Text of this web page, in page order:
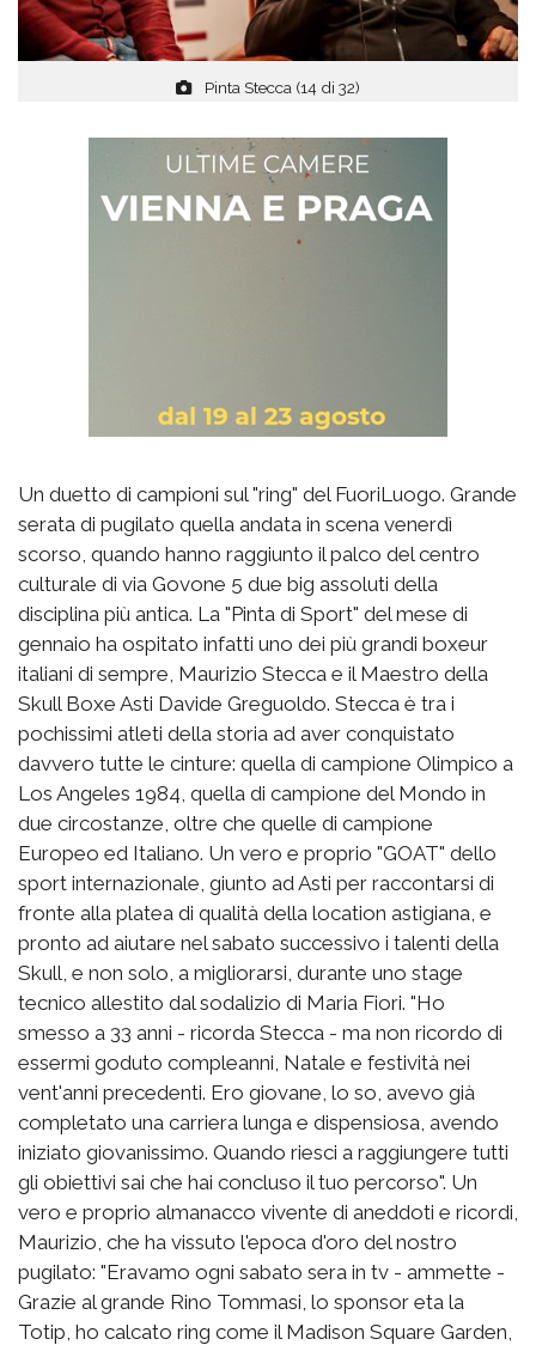
Pinta Stecca (14 di 32)
Un duetto di campioni sul "ring" del FuoriLuogo. Grande
serata di pugilato quella andata in scena venerdì
scorso, quando hanno raggiunto il palco del centro
culturale di via Govone 5 due big assoluti della
disciplina più antica. La "Pinta di Sport" del mese di
gennaio ha ospitato infatti uno dei più grandi boxeur
italiani di sempre, Maurizio Stecca e il Maestro della
Skull Boxe Asti Davide Greguoldo. Stecca è tra i
pochissimi atleti della storia ad aver conquistato
davvero tutte le cinture: quella di campione Olimpico a
Los Angeles 1984, quella di campione del Mondo in
due circostanze, oltre che quelle di campione
Europeo ed Italiano. Un vero e proprio "GOAT" dello
sport internazionale, giunto ad Asti per raccontarsi di
fronte alla platea di qualità della location astigiana, e
pronto ad aiutare nel sabato successivo i talenti della
Skull, e non solo, a migliorarsi, durante uno stage
tecnico allestito dal sodalizio di Maria Fiori. "Ho
smesso a 33 anni - ricorda Stecca - ma non ricordo di
essermi goduto compleanni, Natale e festività nei
vent'anni precedenti. Ero giovane, lo so, avevo già
completato una carriera lunga e dispensiosa, avendo
iniziato giovanissimo. Quando riesci a raggiungere tutti
gli obiettivi sai che hai concluso il tuo percorso". Un
vero e proprio almanacco vivente di aneddoti e ricordi,
Maurizio, che ha vissuto l'epoca d'oro del nostro
pugilato: "Eravamo ogni sabato sera in tv - ammette -
Grazie al grande Rino Tommasi, lo sponsor eta la
Totip, ho calcato ring come il Madison Square Garden,